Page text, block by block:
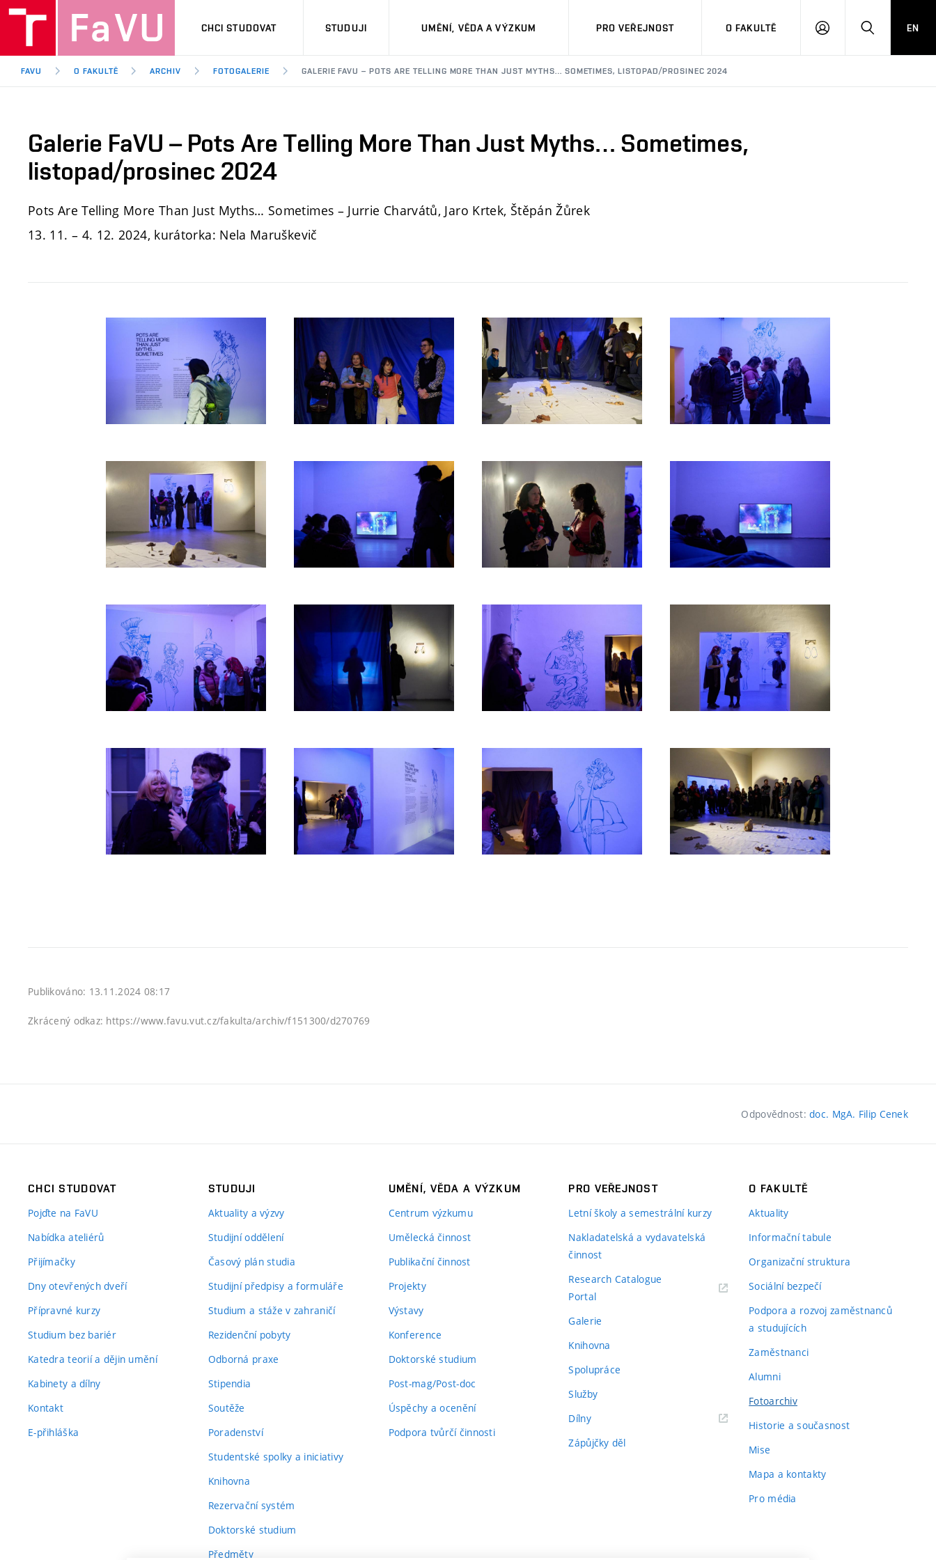
CHCI STUDOVAT STUDUJI UMĚNÍ, VĚDA A VÝZKUM PRO VEŘEJNOST O FAKULTĚ
PŘIHLÁSITHLEDAT
EN
FAVU O FAKULTĚ ARCHIV FOTOGALERIE GALERIE FAVU – POTS ARE TELLING MORE THAN JUST MYTHS… SOMETIMES, LISTOPAD/PROSINEC 2024
Galerie FaVU – Pots Are Telling More Than Just Myths… Sometimes,
listopad/prosinec 2024
Pots Are Telling More Than Just Myths… Sometimes – Jurrie Charvátů, Jaro Krtek, Štěpán Žůrek
13. 11. – 4. 12. 2024, kurátorka: Nela Maruškevič
Publikováno: 13.11.2024 08:17
Zkrácený odkaz: https://www.favu.vut.cz/fakulta/archiv/f151300/d270769
Odpovědnost:doc. MgA. Filip Cenek
CHCI STUDOVAT
Pojďte na FaVU
Nabídka ateliérů
Přijímačky
Dny otevřených dveří
Přípravné kurzy
Studium bez bariér
Katedra teorií a dějin umění
Kabinety a dílny
Kontakt
E-přihláška
STUDUJI
Aktuality a výzvy
Studijní oddělení
Časový plán studia
Studijní předpisy a formuláře
Studium a stáže v zahraničí
Rezidenční pobyty
Odborná praxe
Stipendia
Soutěže
Poradenství
Studentské spolky a iniciativy
Knihovna
Rezervační systém
Doktorské studium
Předměty
UMĚNÍ, VĚDA A VÝZKUM
Centrum výzkumu
Umělecká činnost
Publikační činnost
Projekty
Výstavy
Konference
Doktorské studium
Post-mag/Post-doc
Úspěchy a ocenění
Podpora tvůrčí činnosti
PRO VEŘEJNOST
Letní školy a semestrální kurzy
Nakladatelská a vydavatelská
činnost
Research Catalogue
Portal
Galerie
Knihovna
Spolupráce
Služby
Dílny
Zápůjčky děl
O FAKULTĚ
Aktuality
Informační tabule
Organizační struktura
Sociální bezpečí
Podpora a rozvoj zaměstnanců
a studujících
Zaměstnanci
Alumni
Fotoarchiv
Historie a současnost
Mise
Mapa a kontakty
Pro média